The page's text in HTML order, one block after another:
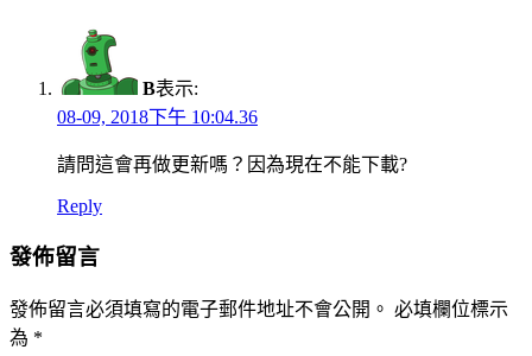
B表示:
08-09, 2018下午 10:04.36
請問這會再做更新嗎？因為現在不能下載?
Reply
發佈留言
發佈留言必須填寫的電子郵件地址不會公開。 必填欄位標示
為 *